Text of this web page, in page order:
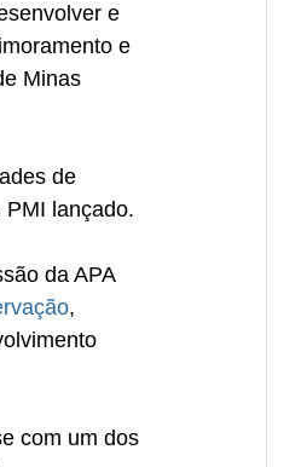
e
e
Minas
de
PMI lançado.
da APA
,
com um dos